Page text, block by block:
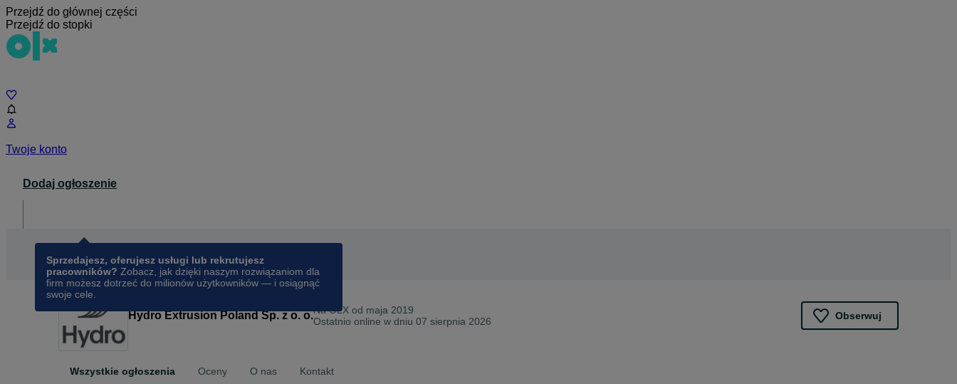
Przejdź do głównej części
Przejdź do stopki
Twoje konto
Dodaj ogłoszenie
Sprzedajesz, oferujesz usługi lub rekrutujesz
pracowników? Zobacz, jak dzięki naszym rozwiązaniom dla
firm możesz dotrzeć do milionów użytkowników — i osiągnąć
swoje cele.
Hydro Extrusion Poland Sp. z o. o.Na OLX od maja 2019
Ostatnio online w dniu 07 sierpnia 2026
Obserwuj
Wszystkie ogłoszenia Oceny O nas Kontakt